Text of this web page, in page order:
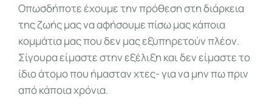
Οπωσδήποτε έχουμε την πρόθεση στη διάρκεια
της ζωής μας να αφήσουμε πίσω μας κάποια
κομμάτια μας που δεν μας εξυπηρετούν πλέον.
Σίγουρα είμαστε στην εξέλιξη και δεν είμαστε το
ίδιο άτομο που ήμασταν χτες- για να μην πω πριν
από κάποια χρόνια.